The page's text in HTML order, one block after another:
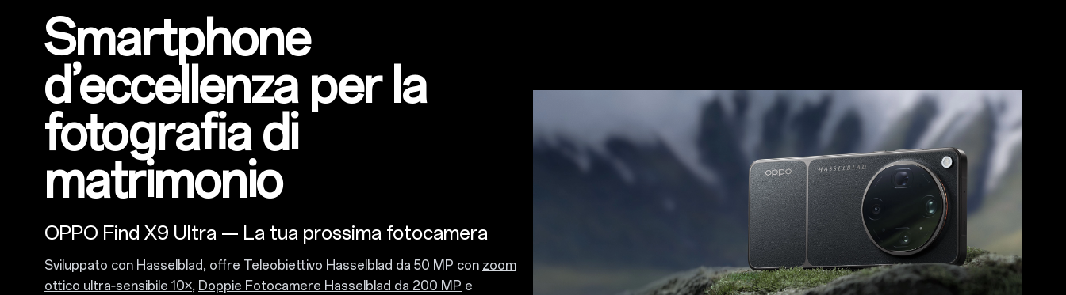
Smartphone
d’eccellenza per la
fotografia di
matrimonio
OPPO Find X9 Ultra — La tua prossima fotocamera
Sviluppato con Hasselblad, offre Teleobiettivo Hasselblad da 50 MP con zoom
ottico ultra‑sensibile 10×, Doppie Fotocamere Hasselblad da 200 MP e